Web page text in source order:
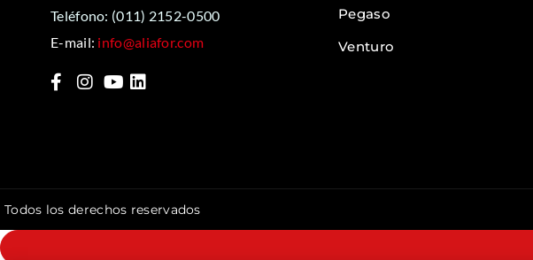
Teléfono: (011) 2152-0500
E-mail: info@aliafor.com
Pegaso
Venturo
Todos los derechos reservados